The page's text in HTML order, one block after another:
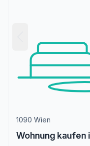
1090 Wien
Wohnung kaufen